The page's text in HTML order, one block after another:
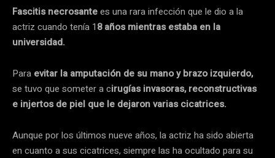
Fascitis necrosantees una rara infección que le dio a la
actriz cuando tenía 18 años mientras estaba en la
universidad.
Para evitar la amputación de su mano y brazo izquierdo,
se tuvo que someter a cirugías invasoras, reconstructivas
e injertos de piel que le dejaron varias cicatrices.
Aunque por los últimos nueve años, la actriz ha sido abierta
en cuanto a sus cicatrices, siempre las ha ocultado para su